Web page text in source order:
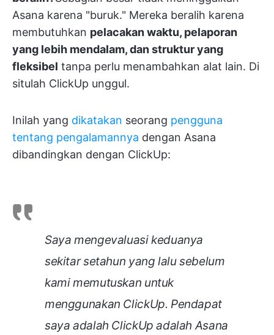
Asana karena "buruk." Mereka beralih karena
membutuhkan pelacakan waktu, pelaporan
yang lebih mendalam, dan struktur yang
fleksibel tanpa perlu menambahkan alat lain. Di
situlah ClickUp unggul.
Inilah yang dikatakan seorang pengguna
tentang pengalamannya dengan Asana
dibandingkan dengan ClickUp:
Saya mengevaluasi keduanya
sekitar setahun yang lalu sebelum
kami memutuskan untuk
menggunakan ClickUp. Pendapat
saya adalah ClickUp adalah Asana